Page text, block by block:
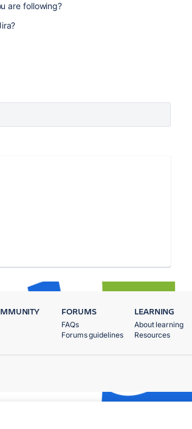
are following?
FORUMS
FAQs
Forums guidelines
LEARNING
About learning
Resources